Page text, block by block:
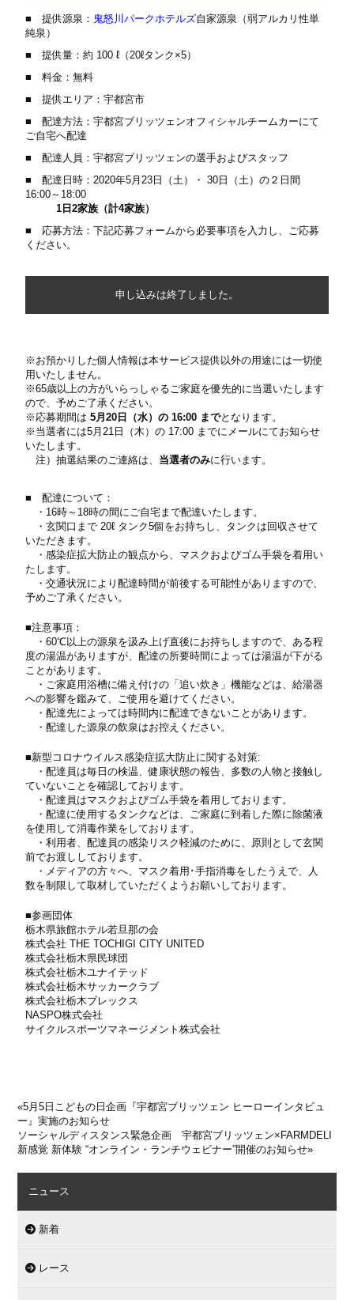
■ 提供源泉： 鬼怒川パークホテルズ自家源泉（弱アルカリ性単
純泉）
■ 提供量：約 100 ℓ（20ℓタンク×5）
■ 料金：無料
■ 提供エリア：宇都宮市
■ 配達方法：宇都宮ブリッツェンオフィシャルチームカーにて
ご自宅へ配達
■ 配達人員：宇都宮ブリッツェンの選手およびスタッフ
■ 配達日時：2020年5月23日（土）・ 30日（土）の２日間
16:00～18:00
1日2家族（計4家族）
■ 応募方法：下記応募フォームから必要事項を入力し、ご応募
ください。
申し込みは終了しました。
※お預かりした個人情報は本サービス提供以外の用途には一切使
用いたしません。
※65歳以上の方がいらっしゃるご家庭を優先的に当選いたします
ので、予めご了承ください。
※応募期間は5月20日（水）の 16:00 までとなります。
※当選者には5月21日（木）の 17:00 までにメールにてお知らせ
いたします。
注）抽選結果のご連絡は、 当選者のみに行います。
■ 配達について：
・16時～18時の間にご自宅まで配達いたします。
・玄関口まで 20ℓ タンク5個をお持ちし、タンクは回収させて
いただきます。
・感染症拡大防止の観点から、マスクおよびゴム手袋を着用い
たします。
・交通状況により配達時間が前後する可能性がありますので、
予めご了承ください。
■注意事項：
・60℃以上の源泉を汲み上げ直後にお持ちしますので、ある程
度の湯温がありますが、配達の所要時間によっては湯温が下がる
ことがあります。
・ご家庭用浴槽に備え付けの「追い炊き」機能などは、給湯器
への影響を鑑みて、ご使用を避けてください。
・配達先によっては時間内に配達できないことがあります。
・配達した源泉の飲泉はお控えください。
■新型コロナウイルス感染症拡大防止に関する対策:
・配達員は毎日の検温、健康状態の報告、多数の人物と接触し
ていないことを確認しております。
・配達員はマスクおよびゴム手袋を着用しております。
・配達に使用するタンクなどは、ご家庭に到着した際に除菌液
を使用して消毒作業をしております。
・利用者、配達員の感染リスク軽減のために、原則として玄関
前でお渡ししております。
・メディアの方々へ、マスク着用･手指消毒をしたうえで、人
数を制限して取材していただくようお願いしております。
■参画団体
栃木県旅館ホテル若旦那の会
株式会社 THE TOCHIGI CITY UNITED
株式会社栃木県民球団
株式会社栃木ユナイテッド
株式会社栃木サッカークラブ
株式会社栃木ブレックス
NASPO株式会社
サイクルスポーツマネージメント株式会社
«5月5日こどもの日企画『宇都宮ブリッツェン ヒーローインタビュ
ー』実施のお知らせ
ソーシャルディスタンス緊急企画 宇都宮ブリッツェン×FARMDELI
新感覚 新体験 “オンライン・ランチウェビナー”開催のお知らせ»
ニュース
新着
レース